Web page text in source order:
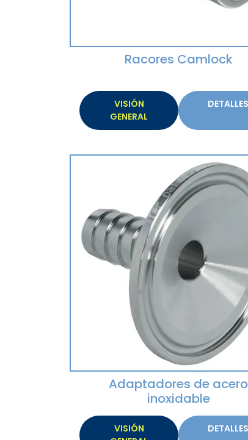
Racores Camlock
VISIÓN
GENERAL
DETALLES
Adaptadores de acero
inoxidable
VISIÓN
DETALLES